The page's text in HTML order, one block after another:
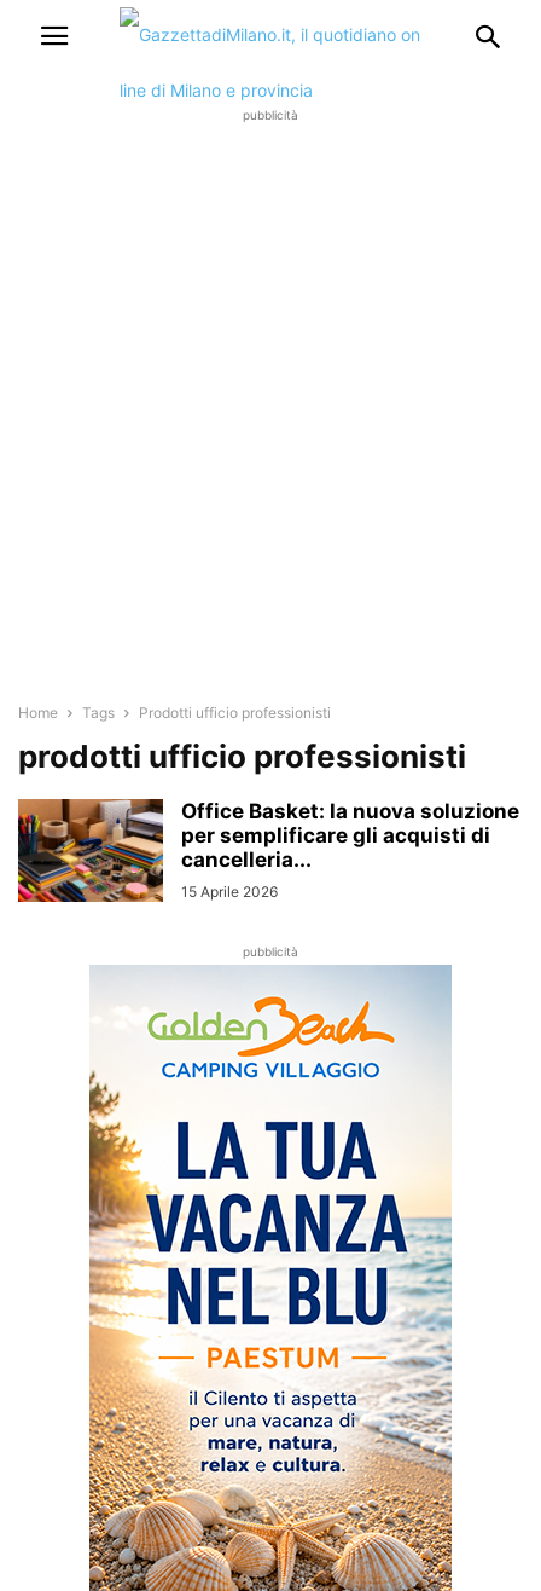
pubblicità
Home Tags Prodotti ufficio professionisti
prodotti ufficio professionisti
Office Basket: la nuova soluzione
per semplificare gli acquisti di
cancelleria...
15 Aprile 2026
pubblicità